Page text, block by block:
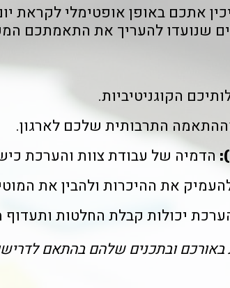
אתכם באופן אופטימלי לקראת
שנועדו להעריך את התאמתכם
הקוגניטיביות.
התרבותית שלכם לארגון.
הדמיה של עבודת צוות והערכת
את ההיכרות ולהבין את
יכולות קבלת החלטות
באורכם ובתכנים שלהם בהתאם